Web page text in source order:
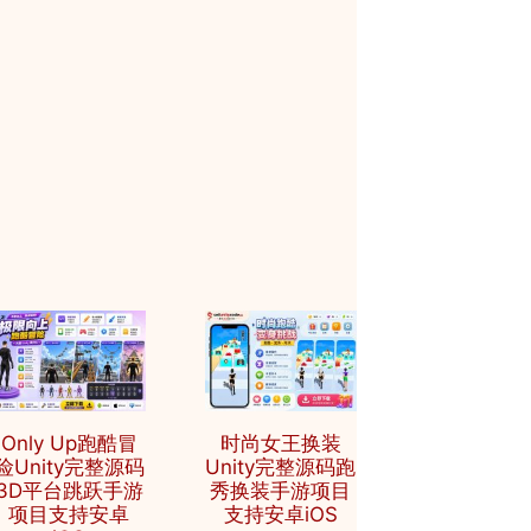
Only Up跑酷冒
Unity完整源码
平台跳跃手游
项目支持安卓
时尚女王换装
Unity完整源码跑
秀换装手游项目
支持安卓iOS